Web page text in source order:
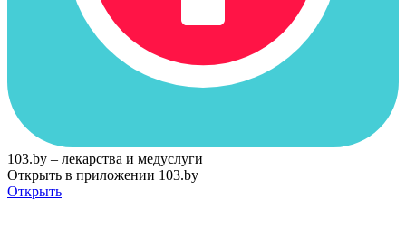
103.by – лекарства и медуслуги
Открыть в приложении 103.by
Открыть